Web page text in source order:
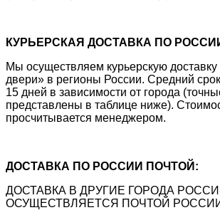
КУРЬЕРСКАЯ ДОСТАВКА ПО
Мы осуществляем курьерскую
двери» в регионы России. Средний
15 дней в зависимости от города
представлены в таблице ниже).
просчитывается менеджером.
ДОСТАВКА ПО РОССИИ ПОЧТОЙ:
ДОСТАВКА В ДРУГИЕ ГОРОДА
ОСУЩЕСТВЛЯЕТСЯ ПОЧТОЙ